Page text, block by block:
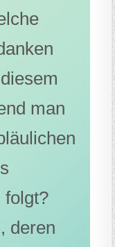
man
folgt?
deren